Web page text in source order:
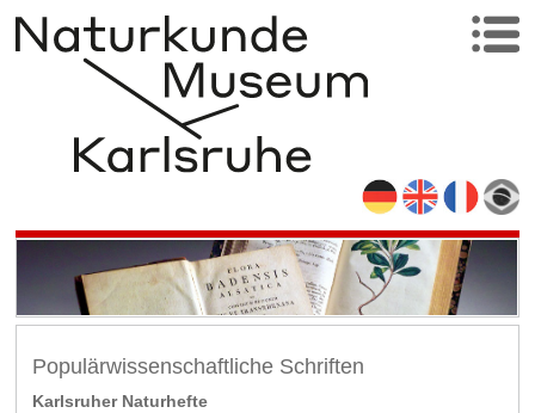
Populärwissenschaftliche Schriften
Karlsruher Naturhefte